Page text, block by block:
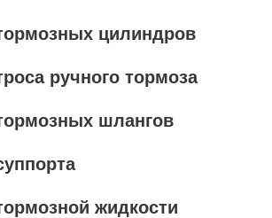
цилиндров
ручного тормоза
шлангов
жидкости